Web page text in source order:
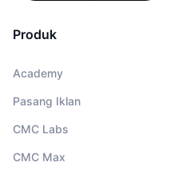
Produk
Academy
Pasang Iklan
CMC Labs
CMC Max